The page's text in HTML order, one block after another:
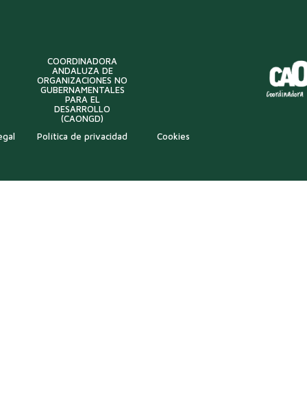
COORDINADORA
ANDALUZA DE
ORGANIZACIONES NO
GUBERNAMENTALES
PARA EL
DESARROLLO
(CAONGD)
Política de privacidad Cookies